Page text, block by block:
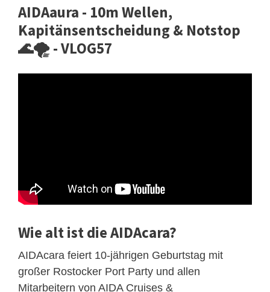
AIDAaura - 10m Wellen,
Kapitänsentscheidung & Notstop
🌊🌪️ - VLOG57
Wie alt ist die AIDAcara?
AIDAcara feiert 10-jährigen Geburtstag mit
großer Rostocker Port Party und allen
Mitarbeitern von AIDA Cruises &